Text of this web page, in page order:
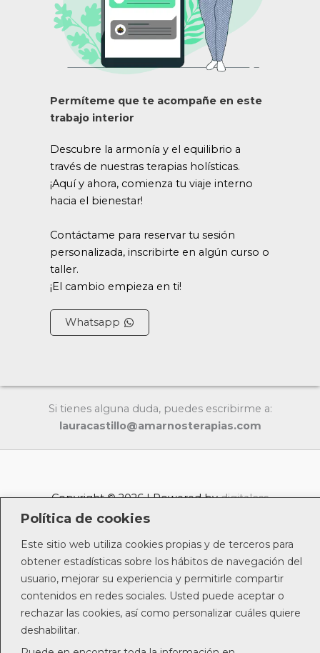
Política de cookies
Este sitio web utiliza cookies propias y de terceros para
obtener estadísticas sobre los hábitos de navegación del
usuario, mejorar su experiencia y permitirle compartir
contenidos en redes sociales. Usted puede aceptar o
rechazar las cookies, así como personalizar cuáles quiere
deshabilitar.
Permíteme que te acompañe en este
trabajo interior
Descubre la armonía y el equilibrio a
través de nuestras terapias holísticas.
¡Aquí y ahora, comienza tu viaje interno
hacia el bienestar!
Contáctame para reservar tu sesión
personalizada, inscribirte en algún curso o
taller.
¡El cambio empieza en ti!
Whatsapp
Si tienes alguna duda, puedes escribirme a:
lauracastillo@amarnosterapias.com
Copyright © 2026 | Powered bydigitalccs